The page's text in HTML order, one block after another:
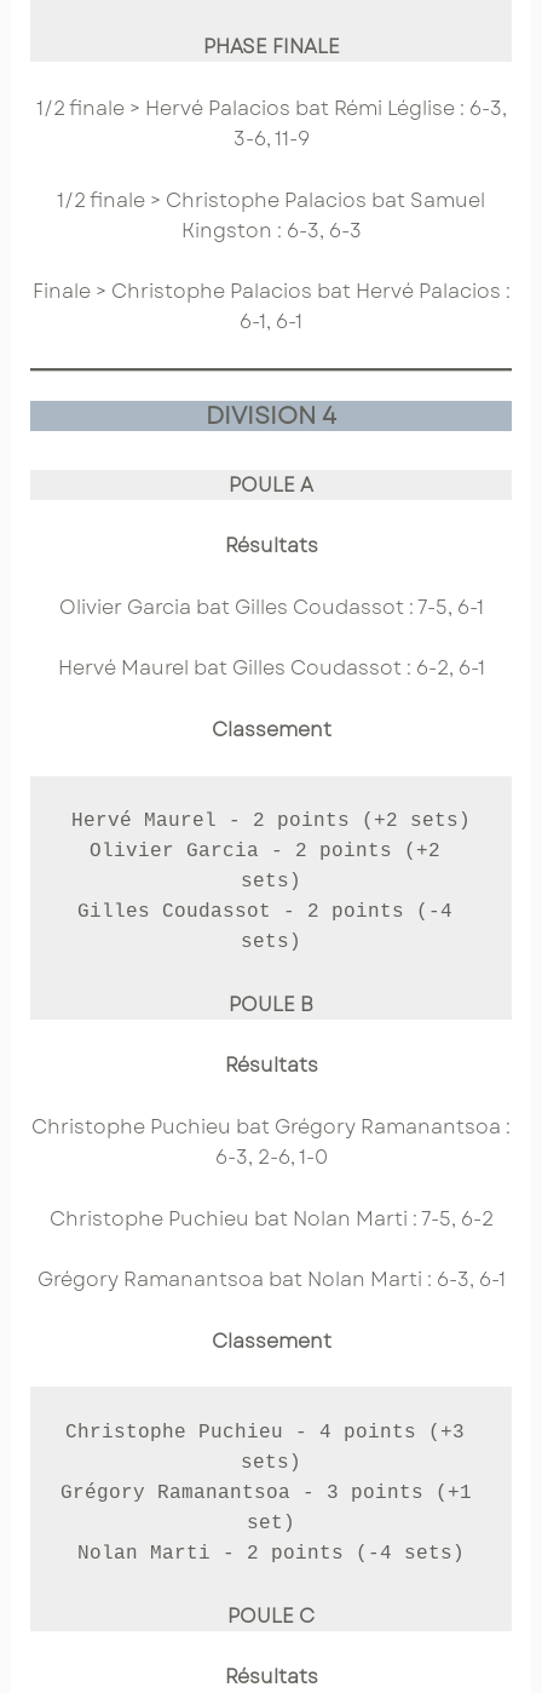
PHASE FINALE
1/2 finale > Hervé Palacios bat Rémi Léglise : 6-3,
3-6, 11-9
1/2 finale > Christophe Palacios bat Samuel
Kingston : 6-3, 6-3
Finale > Christophe Palacios bat Hervé Palacios :
6-1, 6-1
DIVISION 4
POULE A
Résultats
Olivier Garcia bat Gilles Coudassot : 7-5, 6-1
Hervé Maurel bat Gilles Coudassot : 6-2, 6-1
Classement
Hervé Maurel - 2 points (+2 sets)
Olivier Garcia - 2 points (+2
sets)
Gilles Coudassot - 2 points (-4
sets)
POULE B
Résultats
Christophe Puchieu bat Grégory Ramanantsoa :
6-3, 2-6, 1-0
Christophe Puchieu bat Nolan Marti : 7-5, 6-2
Grégory Ramanantsoa bat Nolan Marti : 6-3, 6-1
Classement
Christophe Puchieu - 4 points (+3
sets)
Grégory Ramanantsoa - 3 points (+1
set)
Nolan Marti - 2 points (-4 sets)
POULE C
Résultats